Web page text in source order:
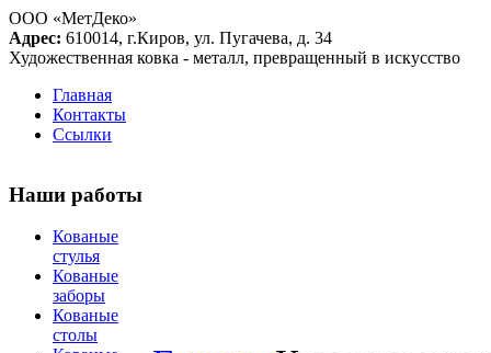
ООО «МетДеко»
Адрес: 610014, г.Киров, ул. Пугачева, д. 34
Художественная ковка - металл, превращенный в искусство
Главная
Контакты
Ссылки
Наши работы
Кованые
стулья
Кованые
заборы
Кованые
столы